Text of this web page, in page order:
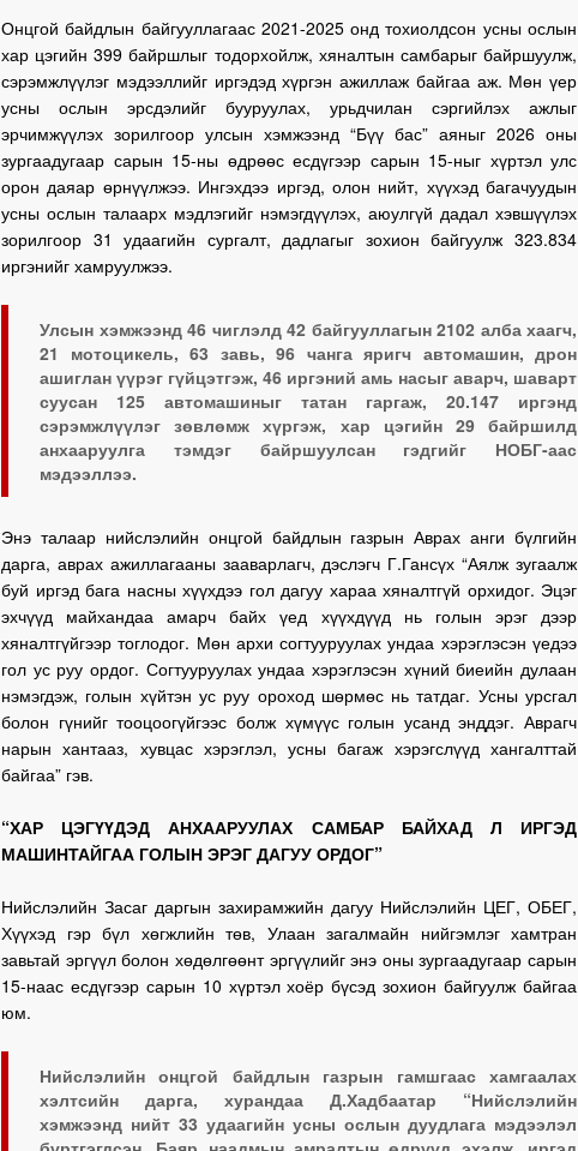
Онцгой байдлын байгууллагаас 2021-2025 онд тохиолдсон усны ослын
хар цэгийн 399 байршлыг тодорхойлж, хяналтын самбарыг байршуулж,
сэрэмжлүүлэг мэдээллийг иргэдэд хүргэн ажиллаж байгаа аж. Мөн үер
усны ослын эрсдэлийг бууруулах, урьдчилан сэргийлэх ажлыг
эрчимжүүлэх зорилгоор улсын хэмжээнд “Бүү бас” аяныг 2026 оны
зургаадугаар сарын 15-ны өдрөөс есдүгээр сарын 15-ныг хүртэл улс
орон даяар өрнүүлжээ. Ингэхдээ иргэд, олон нийт, хүүхэд багачуудын
усны ослын талаарх мэдлэгийг нэмэгдүүлэх, аюулгүй дадал хэвшүүлэх
зорилгоор 31 удаагийн сургалт, дадлагыг зохион байгуулж 323.834
иргэнийг хамруулжээ.
Улсын хэмжээнд 46 чиглэлд 42 байгууллагын 2102 алба хаагч,
21 мотоцикель, 63 завь, 96 чанга яригч автомашин, дрон
ашиглан үүрэг гүйцэтгэж, 46 иргэний амь насыг аварч, шаварт
суусан 125 автомашиныг татан гаргаж, 20.147 иргэнд
сэрэмжлүүлэг зөвлөмж хүргэж, хар цэгийн 29 байршилд
анхааруулга тэмдэг байршуулсан гэдгийг НОБГ-аас
мэдээллээ.
Энэ талаар нийслэлийн онцгой байдлын газрын Аврах анги бүлгийн
дарга, аврах ажиллагааны зааварлагч, дэслэгч Г.Гансүх “Аялж зугаалж
буй иргэд бага насны хүүхдээ гол дагуу хараа хяналтгүй орхидог. Эцэг
эхчүүд майхандаа амарч байх үед хүүхдүүд нь голын эрэг дээр
хяналтгүйгээр тоглодог. Мөн архи согтууруулах ундаа хэрэглэсэн үедээ
гол ус руу ордог. Согтууруулах ундаа хэрэглэсэн хүний биеийн дулаан
нэмэгдэж, голын хүйтэн ус руу ороход шөрмөс нь татдаг. Усны урсгал
болон гүнийг тооцоогүйгээс болж хүмүүс голын усанд энддэг. Аврагч
нарын хантааз, хувцас хэрэглэл, усны багаж хэрэгслүүд хангалттай
байгаа” гэв.
“ХАР ЦЭГҮҮДЭД АНХААРУУЛАХ САМБАР БАЙХАД Л ИРГЭД
МАШИНТАЙГАА ГОЛЫН ЭРЭГ ДАГУУ ОРДОГ”
Нийслэлийн Засаг даргын захирамжийн дагуу Нийслэлийн ЦЕГ, ОБЕГ,
Хүүхэд гэр бүл хөгжлийн төв, Улаан загалмайн нийгэмлэг хамтран
завьтай эргүүл болон хөдөлгөөнт эргүүлийг энэ оны зургаадугаар сарын
15-наас есдүгээр сарын 10 хүртэл хоёр бүсэд зохион байгуулж байгаа
юм.
Нийслэлийн онцгой байдлын газрын гамшгаас хамгаалах
хэлтсийн дарга, хурандаа Д.Хадбаатар “Нийслэлийн
хэмжээнд нийт 33 удаагийн усны ослын дуудлага мэдээлэл